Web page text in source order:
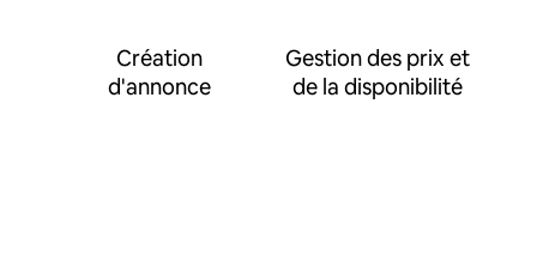
Création
d'annonce
Gestion des prix et
de la disponibilité